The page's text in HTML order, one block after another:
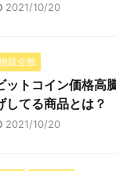
2021/10/20
販全般
ットコイン価格高
してる商品とは？
2021/10/20